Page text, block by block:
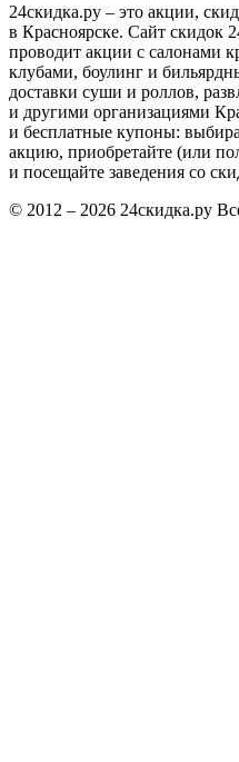
24скидка.ру – это акции,
в Красноярске. Сайт скидок
проводит акции с салонами
клубами, боулинг и
доставки суши и роллов,
и другими организациями
и бесплатные купоны:
акцию, приобретайте (или
и посещайте заведения со
© 2012 – 2026 24скидка.ру